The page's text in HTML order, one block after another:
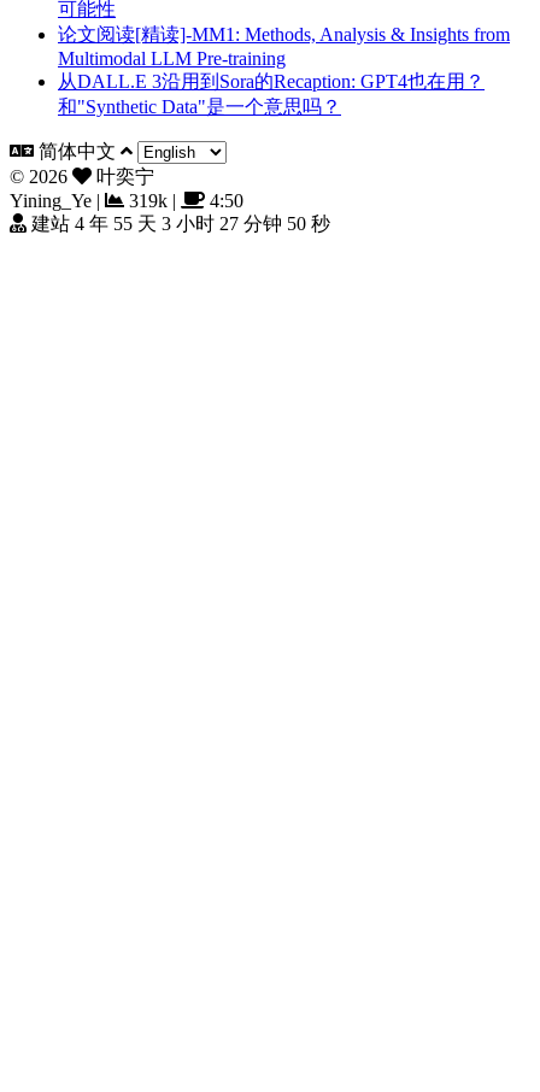
可能性
论文阅读[精读]-MM1: Methods, Analysis & Insights from
Multimodal LLM Pre-training
从DALL.E 3沿用到Sora的Recaption: GPT4也在用？
和"Synthetic Data"是一个意思吗？
简体中文
© 2026
叶奕宁
Yining_Ye | 319k |
4:50
建站 4 年 55 天 3 小时 27 分钟 51 秒